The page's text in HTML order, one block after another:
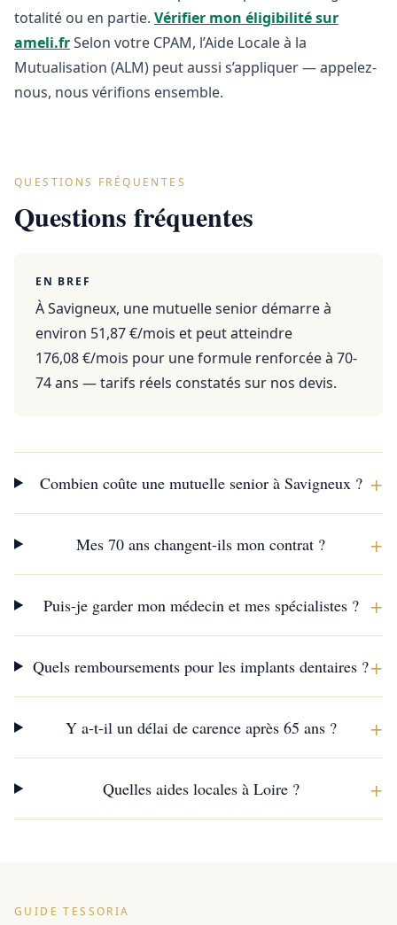
totalité ou en partie. Vérifier mon éligibilité sur
ameli.frSelon votre CPAM, l’Aide Locale à la
Mutualisation (ALM) peut aussi s’appliquer — appelez-
nous, nous vérifions ensemble.
QUESTIONS FRÉQUENTES
Questions fréquentes
EN BREF
À Savigneux, une mutuelle senior démarre à
environ 51,87 €/mois et peut atteindre
176,08 €/mois pour une formule renforcée à 70-
74 ans — tarifs réels constatés sur nos devis.
Combien coûte une mutuelle senior à Savigneux ? +
Mes 70 ans changent-ils mon contrat ? +
Puis-je garder mon médecin et mes spécialistes ? +
Quels remboursements pour les implants dentaires ?+
Y a-t-il un délai de carence après 65 ans ? +
Quelles aides locales à Loire ? +
GUIDE TESSORIA